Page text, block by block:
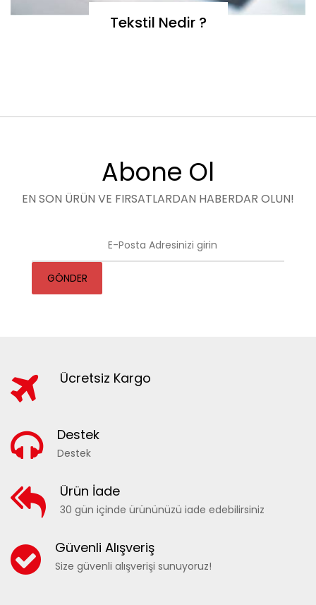
Tekstil Nedir ?
Abone Ol
EN SON ÜRÜN VE FIRSATLARDAN HABERDAR OLUN!
GÖNDER
Ücretsiz Kargo
Destek
Destek
Ürün İade
30 gün içinde ürününüzü iade edebilirsiniz
Güvenli Alışveriş
Size güvenli alışverişi sunuyoruz!